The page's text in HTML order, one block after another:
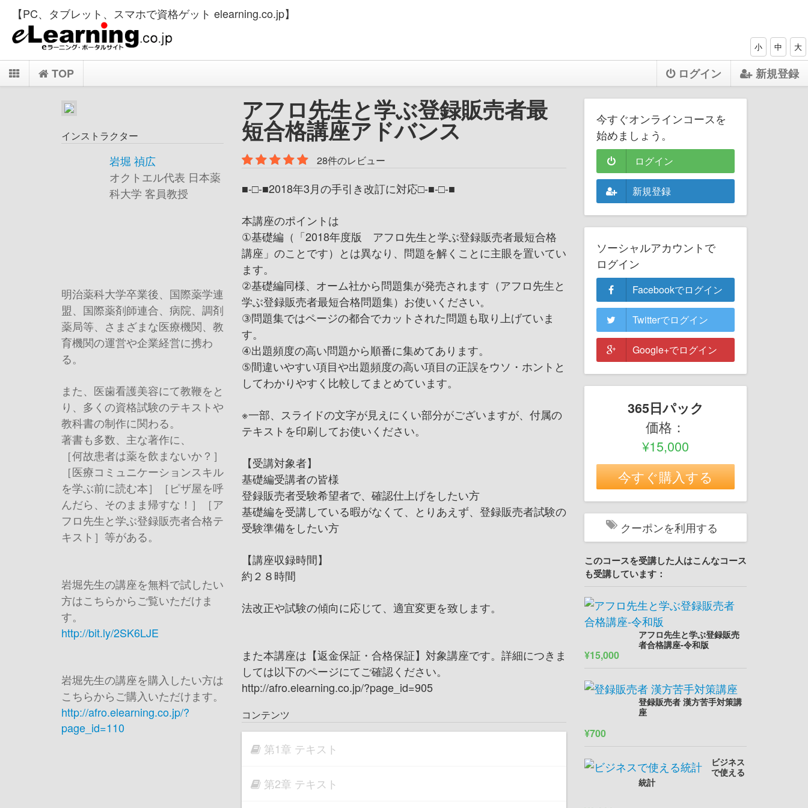
【PC、タブレット、スマホで資格ゲット elearning.co.jp】
小 中 大
TOP ログイン 新規登録
インストラクター
岩堀 禎広
オクトエル代表 日本薬
科大学 客員教授
明治薬科大学卒業後、国際薬学連
盟、国際薬剤師連合、病院、調剤
薬局等、さまざまな医療機関、教
育機関の運営や企業経営に携わ
る。
また、医歯看護美容にて教鞭をと
り、多くの資格試験のテキストや
教科書の制作に関わる。
著書も多数、主な著作に、
［何故患者は薬を飲まないか？］
［医療コミュニケーションスキル
を学ぶ前に読む本］［ピザ屋を呼
んだら、そのまま帰すな！］［ア
フロ先生と学ぶ登録販売者合格テ
キスト］等がある。
岩堀先生の講座を無料で試したい
方はこちらからご覧いただけま
す。
http://bit.ly/2SK6LJE
岩堀先生の講座を購入したい方は
こちらからご購入いただけます。
http://afro.elearning.co.jp/?
page_id=110
アフロ先生と学ぶ登録販売者最
短合格講座アドバンス
28件のレビュー
■-□-■2018年3月の手引き改訂に対応□-■-□-■
本講座のポイントは
①基礎編（「2018年度版 アフロ先生と学ぶ登録販売者最短合格
講座」のことです）とは異なり、問題を解くことに主眼を置いてい
ます。
②基礎編同様、オーム社から問題集が発売されます（アフロ先生と
学ぶ登録販売者最短合格問題集）お使いください。
③問題集ではページの都合でカットされた問題も取り上げていま
す。
④出題頻度の高い問題から順番に集めてあります。
⑤間違いやすい項目や出題頻度の高い項目の正誤をウソ・ホントと
してわかりやすく比較してまとめています。
※一部、スライドの文字が見えにくい部分がございますが、付属の
テキストを印刷してお使いください。
【受講対象者】
基礎編受講者の皆様
登録販売者受験希望者で、確認仕上げをしたい方
基礎編を受講している暇がなくて、とりあえず、登録販売者試験の
受験準備をしたい方
【講座収録時間】
約２８時間
法改正や試験の傾向に応じて、適宜変更を致します。
また本講座は【返金保証・合格保証】対象講座です。詳細につきま
しては以下のページにてご確認ください。
http://afro.elearning.co.jp/?page_id=905
コンテンツ
第1章 テキスト
第2章 テキスト
今すぐオンラインコースを
始めましょう。
ログイン
新規登録
ソーシャルアカウントで
ログイン
Facebookでログイン
Twitterでログイン
Google+でログイン
365日パック
価格：
¥15,000
今すぐ購入する
クーポンを利用する
このコースを受講した人はこんなコース
も受講しています：
アフロ先生と学ぶ登録販売
者合格講座-令和版
¥15,000
登録販売者 漢方苦手対策講
座
¥700
ビジネス
で使える
統計